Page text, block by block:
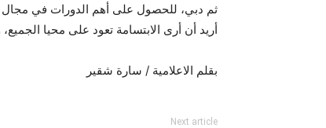
ثم دبي، للحصول على أهم الدورات في مجال
أريد أن أرى الابتسامة تعود على محيا
بقلم الاعلامية / سارة شقير
Next article